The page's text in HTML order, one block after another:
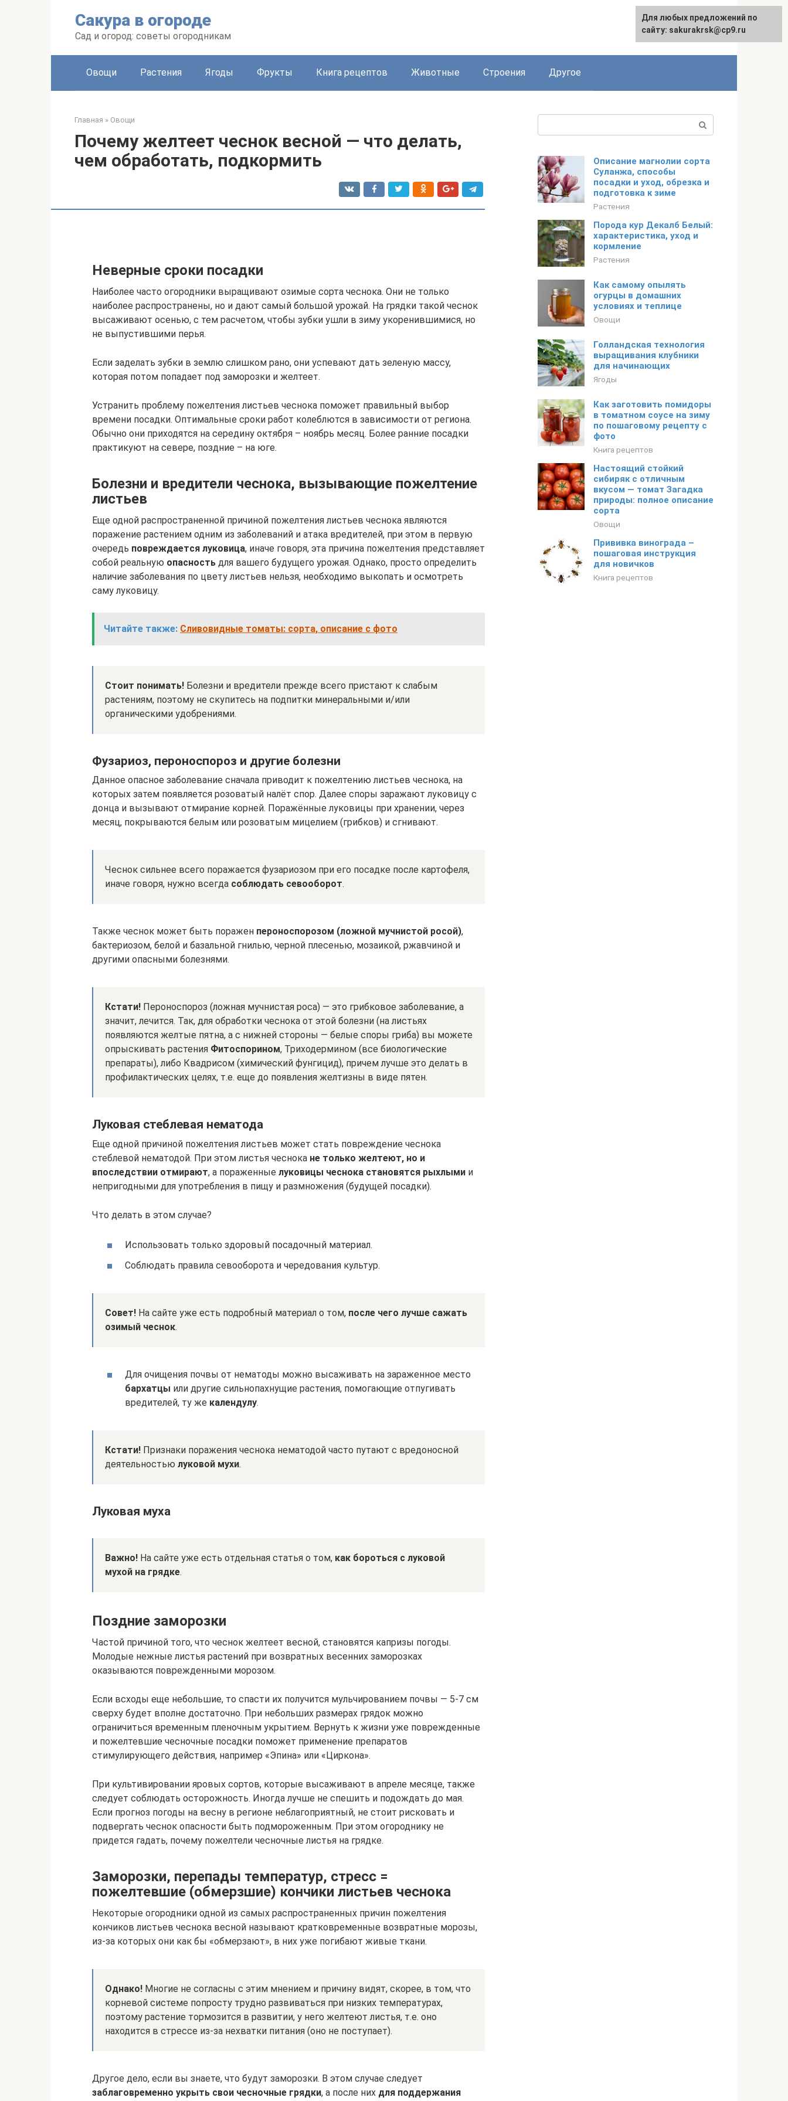
Сакура в огороде
Сад и огород: советы огородникам
English
Овощи Растения Ягоды Фрукты Книга рецептов Животные Строения Другое
Главная » Овощи
Почему желтеет чеснок весной — что делать,
чем обработать, подкормить
Неверные сроки посадки
Наиболее часто огородники выращивают озимые сорта чеснока. Они не только
наиболее распространены, но и дают самый большой урожай. На грядки такой чеснок
высаживают осенью, с тем расчетом, чтобы зубки ушли в зиму укоренившимися, но
не выпустившими перья.
Если заделать зубки в землю слишком рано, они успевают дать зеленую массу,
которая потом попадает под заморозки и желтеет.
Устранить проблему пожелтения листьев чеснока поможет правильный выбор
времени посадки. Оптимальные сроки работ колеблются в зависимости от региона.
Обычно они приходятся на середину октября – ноябрь месяц. Более ранние посадки
практикуют на севере, поздние – на юге.
Болезни и вредители чеснока, вызывающие пожелтение
листьев
Еще одной распространенной причиной пожелтения листьев чеснока являются
поражение растением одним из заболеваний и атака вредителей, при этом в первую
очередь повреждается луковица, иначе говоря, эта причина пожелтения представляет
собой реальную опасность для вашего будущего урожая. Однако, просто определить
наличие заболевания по цвету листьев нельзя, необходимо выкопать и осмотреть
саму луковицу.
Читайте также: Сливовидные томаты: сорта, описание с фото
Стоит понимать! Болезни и вредители прежде всего пристают к слабым
растениям, поэтому не скупитесь на подпитки минеральными и/или
органическими удобрениями.
Фузариоз, пероноспороз и другие болезни
Данное опасное заболевание сначала приводит к пожелтению листьев чеснока, на
которых затем появляется розоватый налёт спор. Далее споры заражают луковицу с
донца и вызывают отмирание корней. Поражённые луковицы при хранении, через
месяц, покрываются белым или розоватым мицелием (грибков) и сгнивают.
Чеснок сильнее всего поражается фузариозом при его посадке после картофеля,
иначе говоря, нужно всегда соблюдать севооборот.
Также чеснок может быть поражен пероноспорозом (ложной мучнистой росой),
бактериозом, белой и базальной гнилью, черной плесенью, мозаикой, ржавчиной и
другими опасными болезнями.
Кстати! Пероноспороз (ложная мучнистая роса) — это грибковое заболевание, а
значит, лечится. Так, для обработки чеснока от этой болезни (на листьях
появляются желтые пятна, а с нижней стороны — белые споры гриба) вы можете
опрыскивать растения Фитоспорином, Триходермином (все биологические
препараты), либо Квадрисом (химический фунгицид), причем лучше это делать в
профилактических целях, т.е. еще до появления желтизны в виде пятен.
Луковая стеблевая нематода
Еще одной причиной пожелтения листьев может стать повреждение чеснока
стеблевой нематодой. При этом листья чеснока не только желтеют, но и
впоследствии отмирают, а пораженные луковицы чеснока становятся рыхлыми и
непригодными для употребления в пищу и размножения (будущей посадки).
Что делать в этом случае?
Использовать только здоровый посадочный материал.
Соблюдать правила севооборота и чередования культур.
Совет! На сайте уже есть подробный материал о том, после чего лучше сажать
озимый чеснок.
Для очищения почвы от нематоды можно высаживать на зараженное место
бархатцы или другие сильнопахнущие растения, помогающие отпугивать
вредителей, ту же календулу.
Кстати! Признаки поражения чеснока нематодой часто путают с вредоносной
деятельностью луковой мухи.
Луковая муха
Важно! На сайте уже есть отдельная статья о том, как бороться с луковой
мухой на грядке.
Поздние заморозки
Частой причиной того, что чеснок желтеет весной, становятся капризы погоды.
Молодые нежные листья растений при возвратных весенних заморозках
оказываются поврежденными морозом.
Если всходы еще небольшие, то спасти их получится мульчированием почвы — 5-7 см
сверху будет вполне достаточно. При небольших размерах грядок можно
ограничиться временным пленочным укрытием. Вернуть к жизни уже поврежденные
и пожелтевшие чесночные посадки поможет применение препаратов
стимулирующего действия, например «Эпина» или «Циркона».
При культивировании яровых сортов, которые высаживают в апреле месяце, также
следует соблюдать осторожность. Иногда лучше не спешить и подождать до мая.
Если прогноз погоды на весну в регионе неблагоприятный, не стоит рисковать и
подвергать чеснок опасности быть подмороженным. При этом огороднику не
придется гадать, почему пожелтели чесночные листья на грядке.
Заморозки, перепады температур, стресс =
пожелтевшие (обмерзшие) кончики листьев чеснока
Некоторые огородники одной из самых распространенных причин пожелтения
кончиков листьев чеснока весной называют кратковременные возвратные морозы,
из-за которых они как бы «обмерзают», в них уже погибают живые ткани.
Однако! Многие не согласны с этим мнением и причину видят, скорее, в том, что
корневой системе попросту трудно развиваться при низких температурах,
поэтому растение тормозится в развитии, у него желтеют листья, т.е. оно
находится в стрессе из-за нехватки питания (оно не поступает).
Другое дело, если вы знаете, что будут заморозки. В этом случае следует
заблаговременно укрыть свои чесночные грядки, а после них для поддержания
Описание магнолии сорта
Суланжа, способы
посадки и уход, обрезка и
подготовка к зиме
Растения
Порода кур Декалб Белый:
характеристика, уход и
кормление
Растения
Как самому опылять
огурцы в домашних
условиях и теплице
Овощи
Голландская технология
выращивания клубники
для начинающих
Ягоды
Как заготовить помидоры
в томатном соусе на зиму
по пошаговому рецепту с
фото
Книга рецептов
Настоящий стойкий
сибиряк с отличным
вкусом — томат Загадка
природы: полное описание
сорта
Овощи
Прививка винограда –
пошаговая инструкция
для новичков
Книга рецептов
Для любых предложений по
сайту: sakurakrsk@cp9.ru